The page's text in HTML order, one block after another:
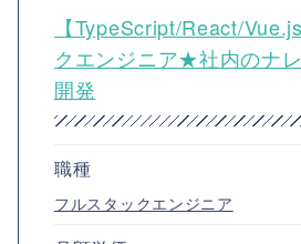
【TypeScript/React/
クエンジニア★社内のナ
開発
職種
フルスタックエンジニア